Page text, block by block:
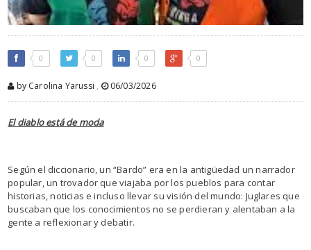
0 0 0 0
by Carolina Yarussi , 06/03/2026
El diablo está de moda
Según el diccionario, un “Bardo” era en la antigüedad un narrador
popular, un trovador que viajaba por los pueblos para contar
historias, noticias e incluso llevar su visión del mundo: Juglares que
buscaban que los conocimientos no se perdieran y alentaban a la
gente a reflexionar y debatir.